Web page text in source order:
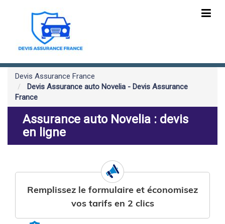
Devis Assurance France
Devis Assurance auto Novelia - Devis Assurance
France
Assurance auto Novelia : devis
en ligne